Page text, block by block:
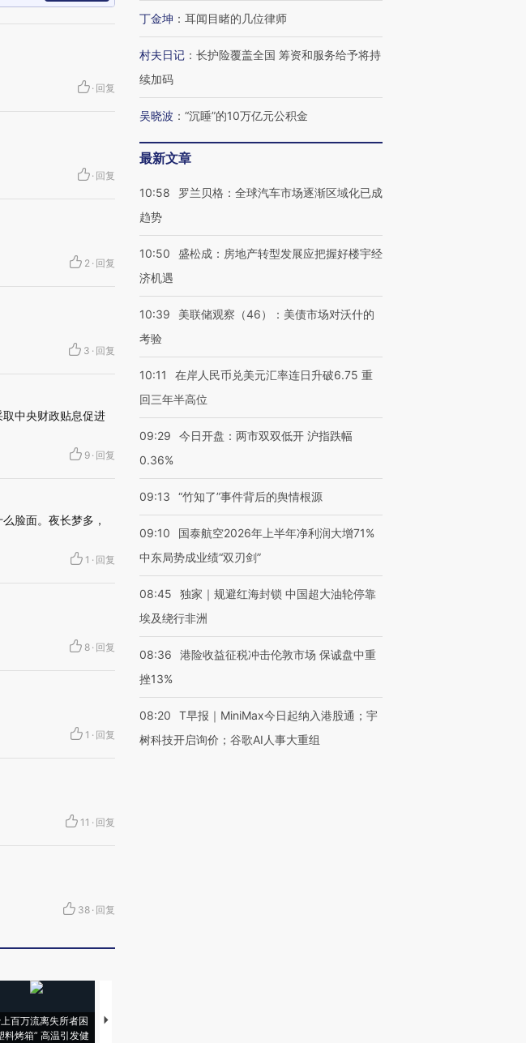
· 回复
· 回复
2 · 回复
3 · 回复
中央财政贴息促进
9 · 回复
脸面。夜长梦多，
1 · 回复
8 · 回复
1 · 回复
11 · 回复
38 · 回复
百万流离失所者困
料烤箱” 高温引发健
马航飞行员跨国走私7万
丁金坤 ： 耳闻目睹的几位律师
村夫日记 ： 长护险覆盖全国 筹资和服务给予将持
续加码
吴晓波 ： “沉睡”的10万亿元公积金
最新文章
10:58
罗兰贝格：全球汽车市场逐渐区域化已成
趋势
10:50
盛松成：房地产转型发展应把握好楼宇经
济机遇
10:39
美联储观察（46）：美债市场对沃什的
考验
10:11
在岸人民币兑美元汇率连日升破6.75 重
回三年半高位
09:29
今日开盘：两市双双低开 沪指跌幅
0.36%
09:13 “竹知了”事件背后的舆情根源
09:10
国泰航空2026年上半年净利润大增71%
中东局势成业绩“双刃剑”
08:45
独家｜规避红海封锁 中国超大油轮停靠
埃及绕行非洲
08:36
港险收益征税冲击伦敦市场 保诚盘中重
挫13%
08:20
T早报｜MiniMax今日起纳入港股通；宇
树科技开启询价；谷歌AI人事大重组